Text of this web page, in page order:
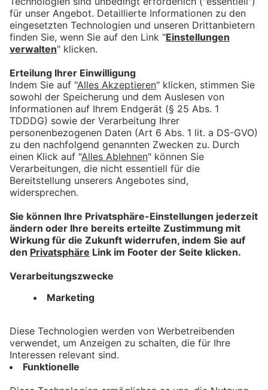
Für Anbieter
Mitmachen lohnt sich!
Machen Sie mit tollen Angeboten auf sich aufmerksam.
Hier mehr erfahren.
Information
Datenschutz
Nützliches